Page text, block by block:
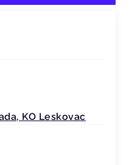
KO Leskovac